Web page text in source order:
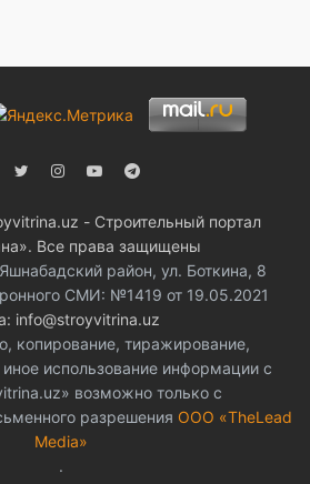
- Строительный портал
Все права защищены
район, ул. Боткина, 8
СМИ: №1419 от 19.05.2021
info@stroyvitrina.uz
копирование, тиражирование,
использование информации с
возможно только с
разрешения ООО «TheLead
Media»
.